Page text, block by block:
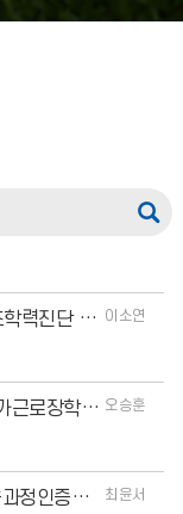
[교수학습센터] 2026학년도 신입생 AI 기초학력진단 안내
이소연
[교양교육지원센터] 2025학년도 2학기 국가근로장학생 지원서 양식 오승훈
[교육평가혁신센터] 2025-1학기 전공 교육과정인증제 신청 안내
최윤서